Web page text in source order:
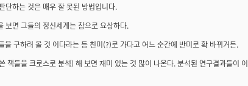
단하는 것은 매우 잘 못된 방법입니다.
보면 그들의 정신세계는 참으로 요상하다.
을 구하러 올 것 이다라는 등 친미(?)로 가다고 어느 순간에 반미로 확 바뀌거든.
책들을 크로스로 분석) 해 보면 재미 있는 것 많이 나온다. 분석된 연구결과들이